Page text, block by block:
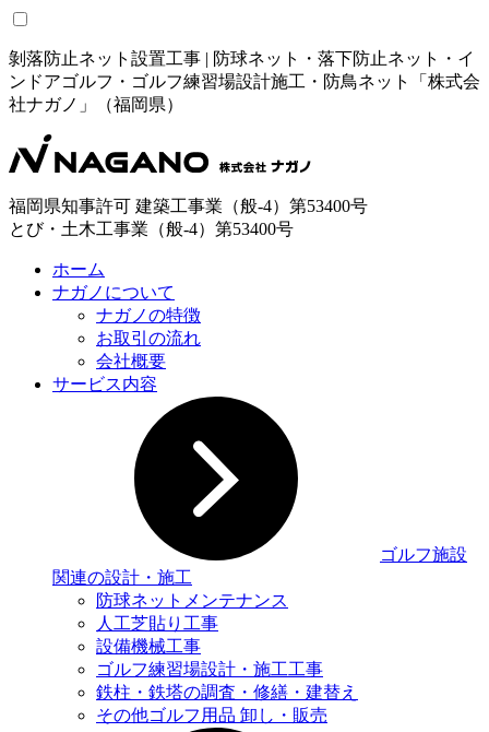
剝落防止ネット設置工事 | 防球ネット・落下防止ネット・イ
ンドアゴルフ・ゴルフ練習場設計施工・防鳥ネット「株式会
社ナガノ」（福岡県）
福岡県知事許可 建築工事業（般-4）第53400号
とび・土木工事業（般-4）第53400号
ホーム
ナガノについて
ナガノの特徴
お取引の流れ
会社概要
サービス内容
ゴルフ施設
関連の設計・施工
防球ネットメンテナンス
人工芝貼り工事
設備機械工事
ゴルフ練習場設計・施工工事
鉄柱・鉄塔の調査・修繕・建替え
その他ゴルフ用品 卸し・販売